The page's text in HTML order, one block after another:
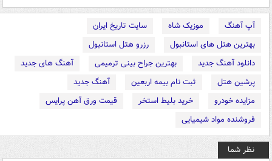
آپ آهنگ موزیک شاه
سایت تاریخ ایران
بهترین هتل های استانبول
رزرو هتل استانبول
دانلود آهنگ جدید
بهترین جراح بینی ترمیمی
آهنگ های جدید
پرشین هتل
ثبت نام بیمه اربعین
آهنگ جدید
مزایده خودرو
خرید بلیط استخر
قیمت ورق آهن پرایس
فروشنده مواد شیمیایی
نظر شما